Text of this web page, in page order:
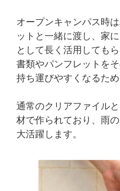
オープンキャンパス時
ットと一緒に渡し、家
として長く活用してもら
書類やパンフレットを
持ち運びやすくなるため
通常のクリアファイル
材で作られており、雨
大活躍します。